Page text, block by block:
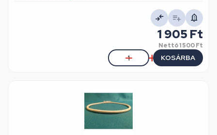
1 905 Ft
Nettó1 500 Ft
KOSÁRBA